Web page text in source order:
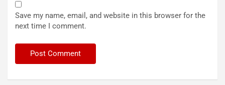
Save my name, email, and website in this browser for the
next time I comment.